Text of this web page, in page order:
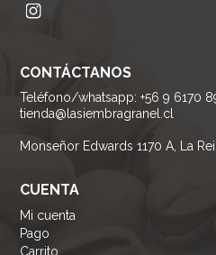
CONTÁCTANOS
Teléfono/whatsapp: +56 9 6170
tienda@lasiembragranel.cl
Monseñor Edwards 1170 A, La
CUENTA
Mi cuenta
Pago
Carrito